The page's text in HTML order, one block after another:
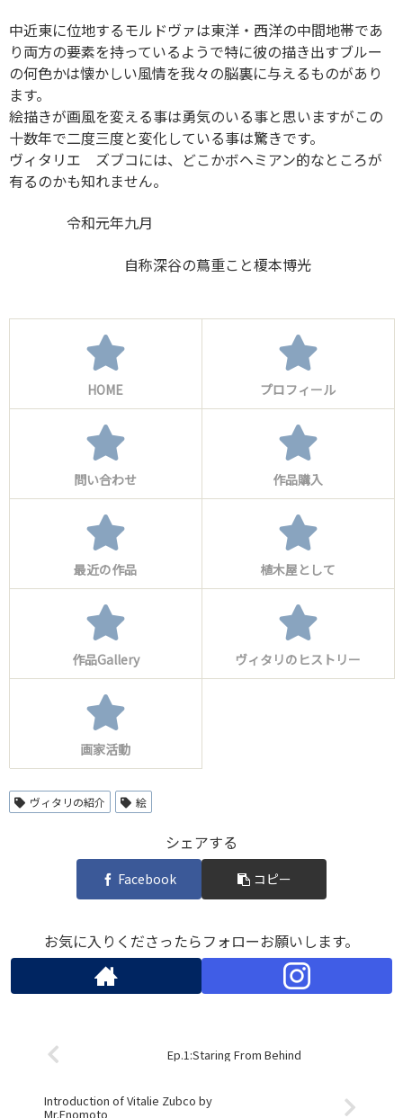
中近東に位地するモルドヴァは東洋・西洋の中間地帯であ
り両方の要素を持っているようで特に彼の描き出すブルー
の何色かは懐かしい風情を我々の脳裏に与えるものがあり
ます。
絵描きが画風を変える事は勇気のいる事と思いますがこの
十数年で二度三度と変化している事は驚きです。
ヴィタリエ ズブコには、どこかボヘミアン的なところが
有るのかも知れません。
令和元年九月
自称深谷の蔦重こと榎本博光
HOME プロフィール
問い合わせ 作品購入
最近の作品 植木屋として
作品Gallery ヴィタリのヒストリー
画家活動
ヴィタリの紹介 絵
シェアする
Facebook コピー
お気に入りくださったらフォローお願いします。
Ep.1:Staring From Behind
Introduction of Vitalie Zubco by
Mr.Enomoto